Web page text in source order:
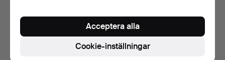
TAKLAMPA, koppar.
ÖRHÄNGEN OCH HÄNGE,
Cookie-inställningar
Acceptera alla